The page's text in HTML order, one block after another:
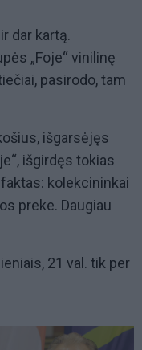
dar kartą.
„Foje“ vinilinę
pasirodo, tam
išgarsėjęs
išgirdęs tokias
kolekcininkai
preke. Daugiau
21 val. tik per